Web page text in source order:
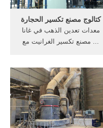
كتالوج مصنع تكسير الحجارة
معدات تعدين الذهب في غانا
... مصنع تكسير الغرانيت مع
Mancomractures جوانب
المريحة من مصنع تكسير
الحجارة شاحنة تنظيف الطريق
آلة تقطيع الاسفلت شاحنة .get
price.